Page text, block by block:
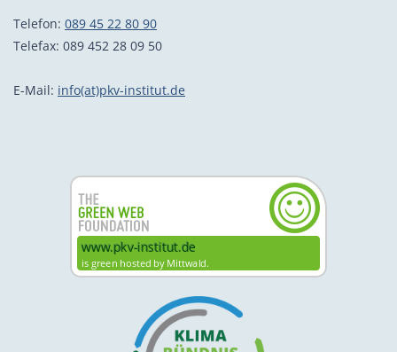
Telefon: 089 45 22 80 90
Telefax: 089 452 28 09 50
E-Mail: info(at)pkv-institut.de